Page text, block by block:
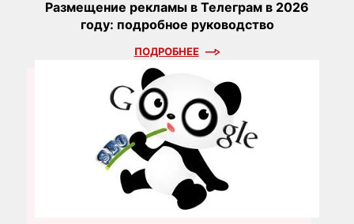
Размещение рекламы в Телеграм в 2026
году: подробное руководство
ПОДРОБНЕЕ